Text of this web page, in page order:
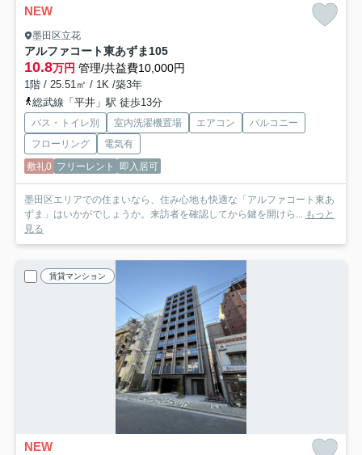
NEW
墨田区立花
アルファコート東あずま 105
10.8万円 管理/共益費10,000円
1階 / 25.51㎡ / 1K /築3年
総武線「平井」駅 徒歩13分
バス・トイレ別 室内洗濯機置場 エアコン
バルコニー
フローリング
電気有
敷礼0 フリーレント 即入居可
墨田区エリアでの住まいなら、住み心地も快適な「アルファコート東あ
ずま」はいかがでしょうか。来訪者を確認してから鍵を開けら... もっと
見る
賃貸マンション
NEW